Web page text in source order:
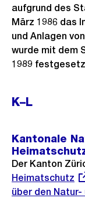
aufgrund des
März 1986 das
und Anlagen
wurde mit dem
1989
K–L
Kantonale
Der Kanton
Heimatschutz
über den